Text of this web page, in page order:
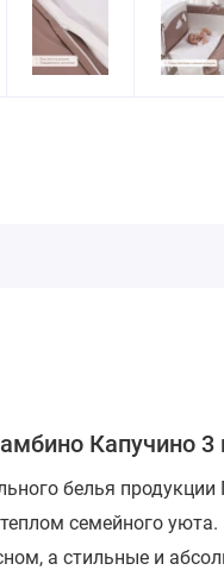
Капучино
белья
семейного уюта.
а стильные и